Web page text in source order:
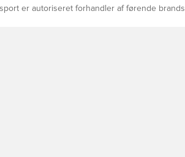
er autoriseret forhandler af førende brands